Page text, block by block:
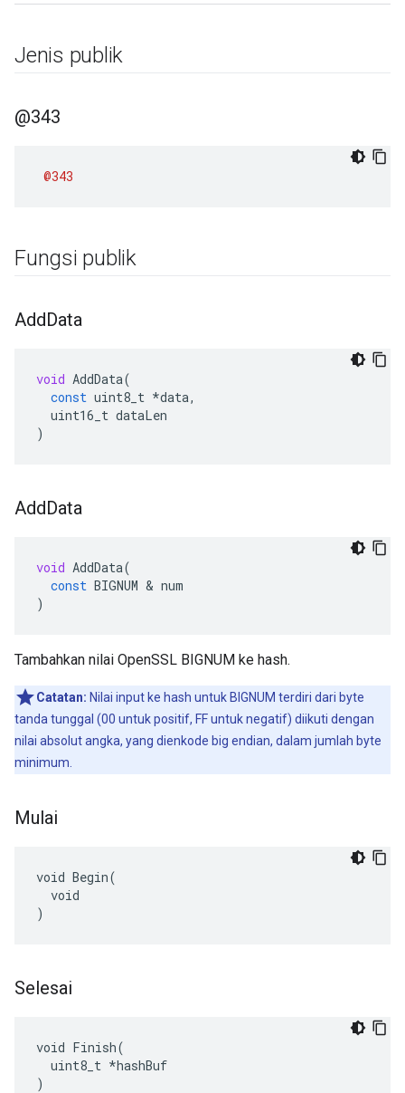
Jenis publik
@343
@343
Fungsi publik
AddData
void AddData(
const uint8_t *data,
uint16_t dataLen
)
AddData
void AddData(
const BIGNUM & num
)
Tambahkan nilai OpenSSL BIGNUM ke hash.
Catatan: Nilai input ke hash untuk BIGNUM terdiri dari byte
tanda tunggal (00 untuk positif, FF untuk negatif) diikuti dengan
nilai absolut angka, yang dienkode big endian, dalam jumlah byte
minimum.
Mulai
void Begin(
  void
)
Selesai
void Finish(
  uint8_t *hashBuf
)